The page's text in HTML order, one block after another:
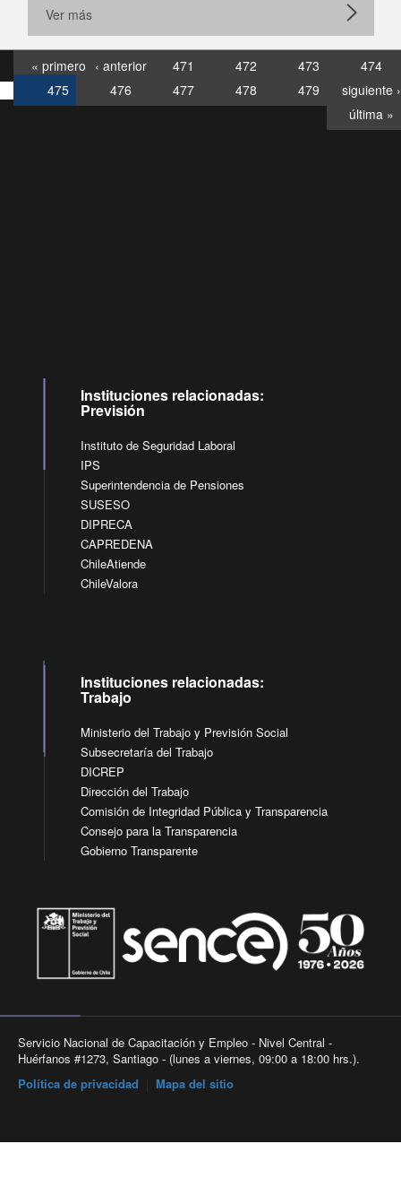
Ver más
« primero ‹ anterior 471 472 473
474
475
476 477 478 479
siguiente ›
última »
Instituciones relacionadas:
Previsión
Instituto de Seguridad Laboral
IPS
Superintendencia de Pensiones
SUSESO
DIPRECA
CAPREDENA
ChileAtiende
ChileValora
Instituciones relacionadas:
Trabajo
Ministerio del Trabajo y Previsión Social
Subsecretaría del Trabajo
DICREP
Dirección del Trabajo
Comisión de Integridad Pública y Transparencia
Consejo para la Transparencia
Gobierno Transparente
Servicio Nacional de Capacitación y Empleo - Nivel Central -
Huérfanos #1273, Santiago - (lunes a viernes, 09:00 a 18:00 hrs.).
Política de privacidad
Mapa del sitio